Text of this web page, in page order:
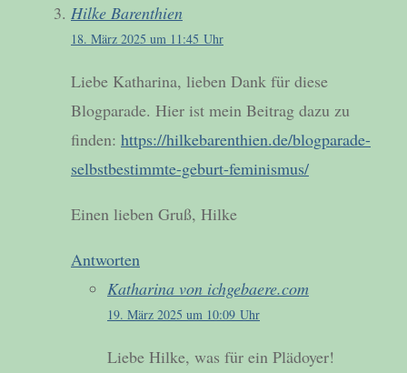
Hilke Barenthien
18. März 2025 um 11:45 Uhr
Liebe Katharina, lieben Dank für diese
Blogparade. Hier ist mein Beitrag dazu zu
finden: https://hilkebarenthien.de/blogparade-
selbstbestimmte-geburt-feminismus/
Einen lieben Gruß, Hilke
Antworten
Katharina von ichgebaere.com
19. März 2025 um 10:09 Uhr
Liebe Hilke, was für ein Plädoyer!